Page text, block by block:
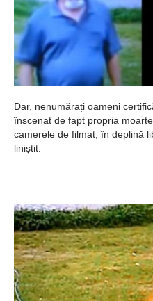
Dar, nenumărați oameni
înscenat de fapt propria
camerele de filmat, în deplină
liniştit.